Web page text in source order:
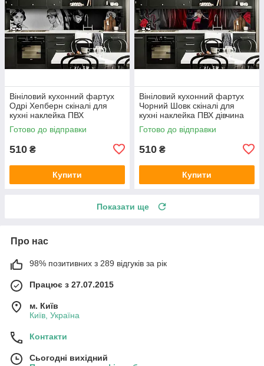
Вініловий кухонний фартух
Одрі Хепберн скіналі для
кухні наклейка ПВХ
персонажі ретро Чорно-білий
600х2000 мм
Готово до відправки
510 ₴
Купити
Вініловий кухонний фартух
Чорний Шовк скіналі для
кухні наклейка ПВХ дівчина
рояль троянди 600х2000 мм
Готово до відправки
510 ₴
Купити
Показати ще
Про нас
98% позитивних з 289 відгуків за рік
Працює з 27.07.2015
м. Київ
Київ, Україна
Контакти
Сьогодні вихідний